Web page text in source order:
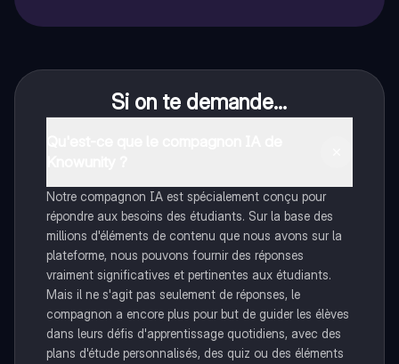
Si on te demande...
Notre compagnon IA est spécialement conçu pour
répondre aux besoins des étudiants. Sur la base des
millions d'éléments de contenu que nous avons sur la
plateforme, nous pouvons fournir des réponses
vraiment significatives et pertinentes aux étudiants.
Mais il ne s'agit pas seulement de réponses, le
compagnon a encore plus pour but de guider les élèves
dans leurs défis d'apprentissage quotidiens, avec des
plans d'étude personnalisés, des quiz ou des éléments